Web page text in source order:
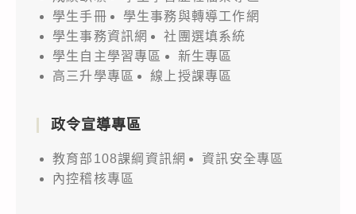
學生手冊
學生事務與轉導工作網
學生事務資訊網
社團選填系統
學生自主學習專區
新生專區
高三升學專區
線上授課專區
政令宣導專區
教育部108課綱資訊網
資訊安全專區
內控稽核專區